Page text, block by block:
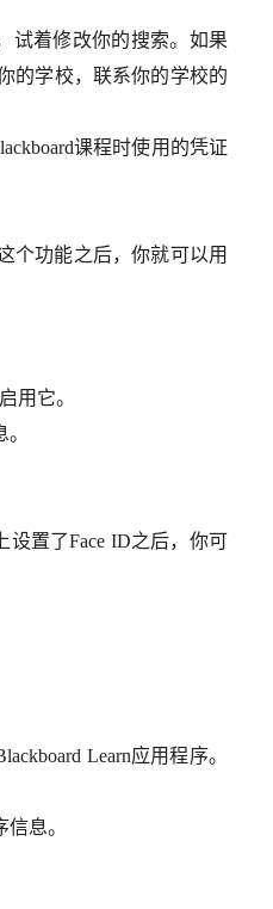
试着修改你的搜索。如果
的学校，联系你的学校的
课程时使用的凭证
个功能之后，你就可以用
用它。
设置了Face ID之后，你可
Learn应用程序。
息。